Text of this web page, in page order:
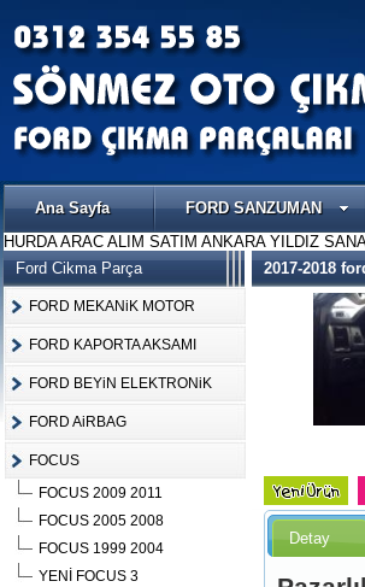
Ana Sayfa FORD SANZUMAN
HURDA ARAC ALIM SATIM ANKARA YILDIZ
Ford Cikma Parça
FORD MEKANiK MOTOR
FORD KAPORTA AKSAMI
FORD BEYiN ELEKTRONiK
FORD AiRBAG
FOCUS
FOCUS 2009 2011
FOCUS 2005 2008
FOCUS 1999 2004
YENİ FOCUS 3
2017-2018
Detay